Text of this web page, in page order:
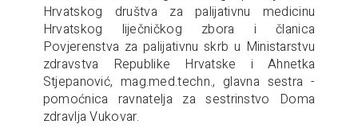
Hrvatskog društva za palijativnu medicinu
Hrvatskog liječničkog zbora i članica
Povjerenstva za palijativnu skrb u Ministarstvu
zdravstva Republike Hrvatske i Ahnetka
Stjepanović, mag.med.techn., glavna sestra -
pomoćnica ravnatelja za sestrinstvo Doma
zdravlja Vukovar.